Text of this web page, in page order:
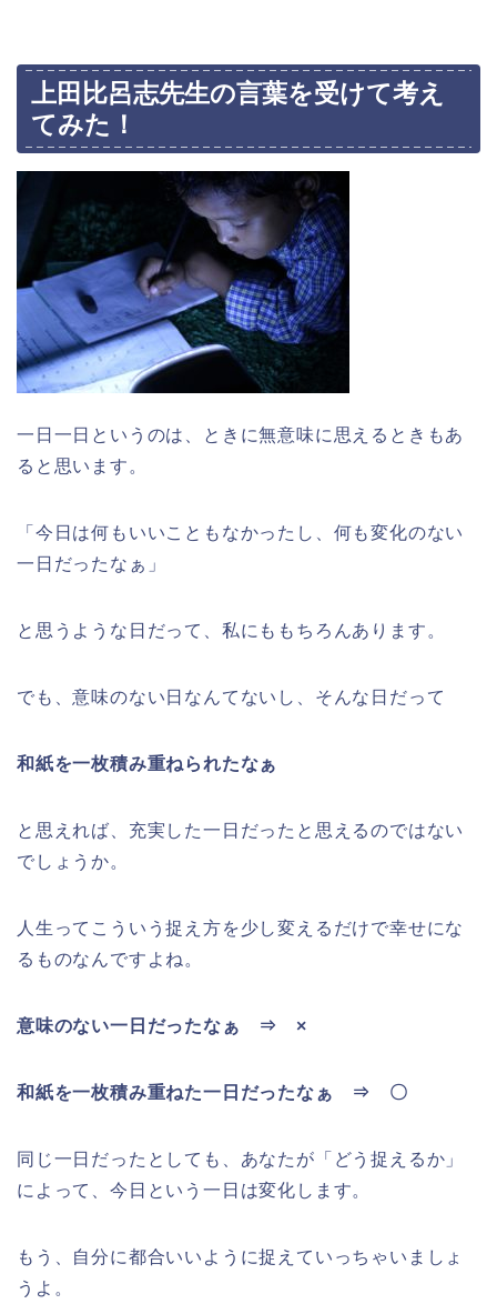
上田比呂志先生の言葉を受けて考え
てみた！
一日一日というのは、ときに無意味に思えるときもあ
ると思います。
「今日は何もいいこともなかったし、何も変化のない
一日だったなぁ」
と思うような日だって、私にももちろんあります。
でも、意味のない日なんてないし、そんな日だって
和紙を一枚積み重ねられたなぁ
と思えれば、充実した一日だったと思えるのではない
でしょうか。
人生ってこういう捉え方を少し変えるだけで幸せにな
るものなんですよね。
意味のない一日だったなぁ ⇒ ×
和紙を一枚積み重ねた一日だったなぁ ⇒ 〇
同じ一日だったとしても、あなたが「どう捉えるか」
によって、今日という一日は変化します。
もう、自分に都合いいように捉えていっちゃいましょ
うよ。